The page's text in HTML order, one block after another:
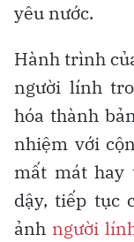
yêu nước.
Hành trình
người lính
hóa thành
nhiệm với
mất mát hay
dậy, tiếp tục
ảnh người